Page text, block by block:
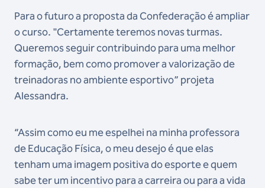
Para o futuro a proposta da Confederação é ampliar
o curso. "Certamente teremos novas turmas.
Queremos seguir contribuindo para uma melhor
formação, bem como promover a valorização de
treinadoras no ambiente esportivo” projeta
Alessandra.
“Assim como eu me espelhei na minha professora
de Educação Física, o meu desejo é que elas
tenham uma imagem positiva do esporte e quem
sabe ter um incentivo para a carreira ou para a vida